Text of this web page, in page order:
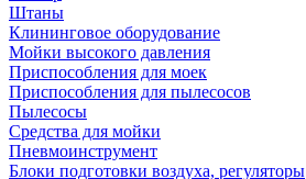
Штаны
Клининговое оборудование
Мойки высокого давления
Приспособления для моек
Приспособления для пылесосов
Пылесосы
Средства для мойки
Пневмоинструмент
Блоки подготовки воздуха, регуляторы